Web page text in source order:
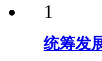
1
统筹发